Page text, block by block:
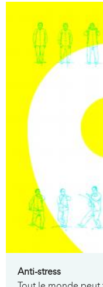
Anti-stress